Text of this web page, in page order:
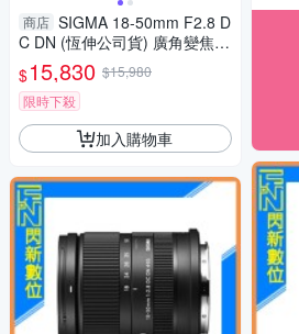
商店 SIGMA 18-50mm F2.8 D
C DN (恆伸公司貨) 廣角變焦鏡
頭 旅遊鏡 APS-C
$15,830 $15,980
限時下殺
加入購物車